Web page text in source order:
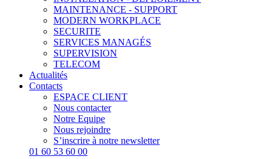
MAINTENANCE - SUPPORT
MODERN WORKPLACE
SECURITE
SERVICES MANAGÉS
SUPERVISION
TELECOM
Actualités
Contacts
ESPACE CLIENT
Nous contacter
Notre Equipe
Nous rejoindre
S’inscrire à notre newsletter
01 60 53 60 00